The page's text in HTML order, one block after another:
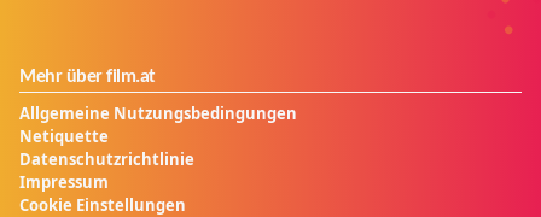
Mehr über film.at
Allgemeine Nutzungsbedingungen
Netiquette
Datenschutzrichtlinie
Impressum
Cookie Einstellungen